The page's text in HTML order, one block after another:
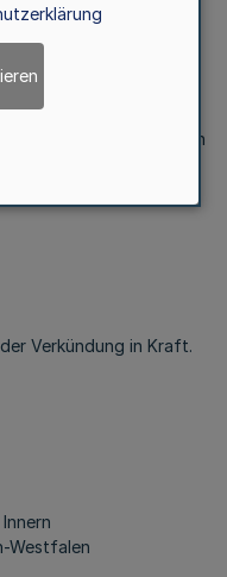
vom 4. Januar
S. 922), die zuletzt durch
(
durch die
Verkündung in Kraft.
Westfalen